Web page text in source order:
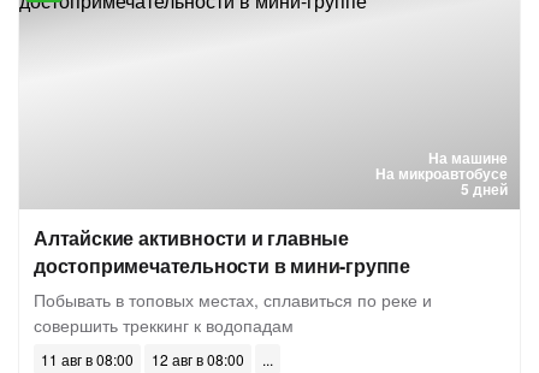
На машине
На микроавтобусе
5 дней
Алтайские активности и главные
достопримечательности в мини-группе
Побывать в топовых местах, сплавиться по реке и
совершить треккинг к водопадам
11 авг в 08:00 12 авг в 08:00